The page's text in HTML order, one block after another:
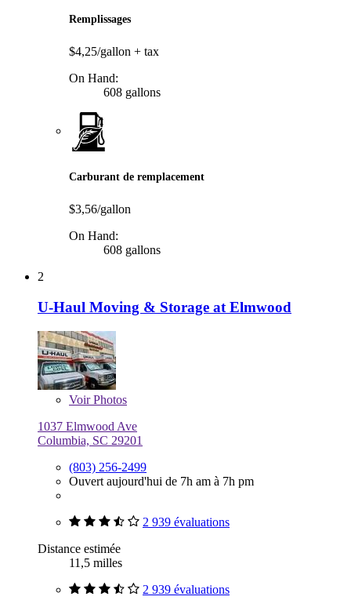
Remplissages
$4,25/gallon + tax
On Hand:
608 gallons
Carburant de remplacement
$3,56/gallon
On Hand:
608 gallons
2
U-Haul Moving & Storage at Elmwood
VoirPhotos
1037 Elmwood Ave
Columbia, SC 29201
(803) 256-2499
Ouvert aujourd'hui de 7h am à 7h pm
2 939 évaluations
Distance estimée
11,5 milles
2 939 évaluations